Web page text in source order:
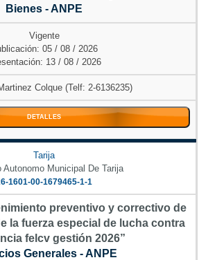
Bienes - ANPE
Vigente
05 / 08 / 2026
13 / 08 / 2026
Colque (Telf: 2-6136235)
DETALLES
Tarija
Autonomo Municipal De Tarija
1601-00-1679465-1-1
preventivo y correctivo de
la fuerza especial de lucha contra
felcv gestión 2026”
Generales - ANPE